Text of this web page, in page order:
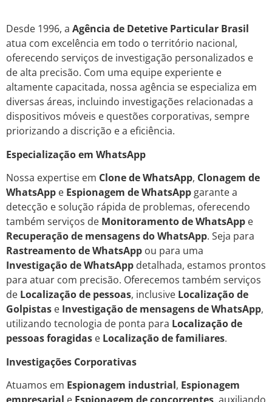
Desde 1996, a Agência de Detetive Particular Brasil
atua com excelência em todo o território nacional,
oferecendo serviços de investigação personalizados e
de alta precisão. Com uma equipe experiente e
altamente capacitada, nossa agência se especializa em
diversas áreas, incluindo investigações relacionadas a
dispositivos móveis e questões corporativas, sempre
priorizando a discrição e a eficiência.
Especialização em WhatsApp
Nossa expertise em Clone de WhatsApp, Clonagem de
WhatsApp e Espionagem de WhatsApp garante a
detecção e solução rápida de problemas, oferecendo
também serviços de Monitoramento de WhatsApp e
Recuperação de mensagens do WhatsApp. Seja para
Rastreamento de WhatsApp ou para uma
Investigação de WhatsApp detalhada, estamos prontos
para atuar com precisão. Oferecemos também serviços
de Localização de pessoas, inclusive Localização de
Golpistas e Investigação de mensagens de WhatsApp,
utilizando tecnologia de ponta para Localização de
pessoas foragidas e Localização de familiares.
Investigações Corporativas
Atuamos em Espionagem industrial, Espionagem